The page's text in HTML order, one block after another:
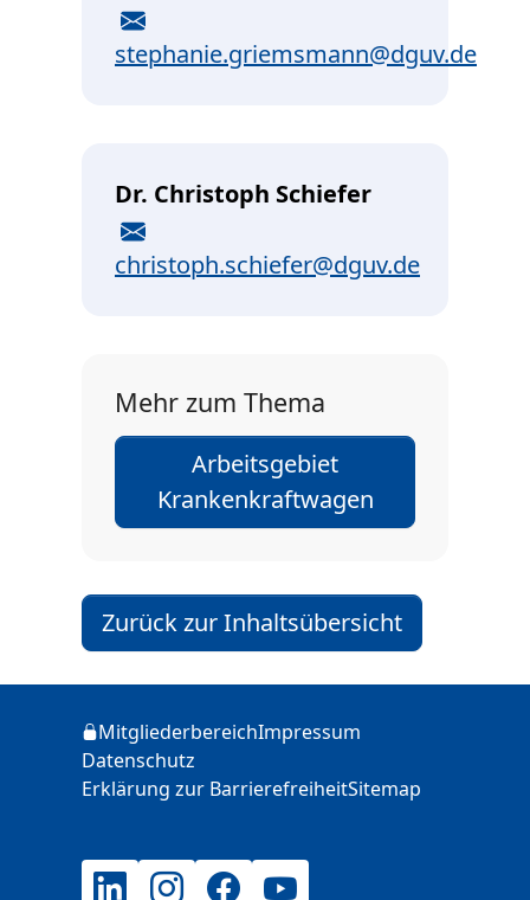
stephanie.griemsmann@dguv.de
Dr. Christoph Schiefer
christoph.schiefer@dguv.de
Mehr zum Thema
Arbeitsgebiet
Krankenkraftwagen
Zurück zur Inhaltsübersicht
Login
MitgliederbereichImpressum
Datenschutz
Erklärung zur BarrierefreiheitSitemap